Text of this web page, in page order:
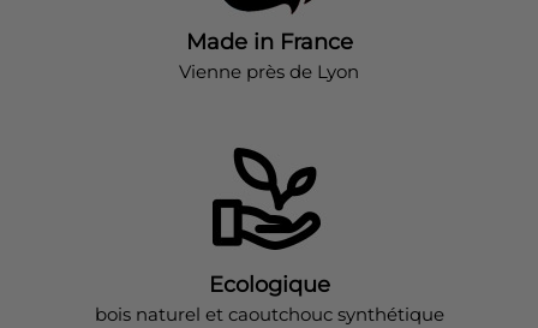
Made in France
Vienne près de Lyon
Ecologique
bois naturel et caoutchouc synthétique